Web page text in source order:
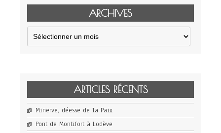
ARCHIVES
Archives
ARTICLES RÉCENTS
Minerve, déesse de la Paix
Pont de Montifort à Lodève